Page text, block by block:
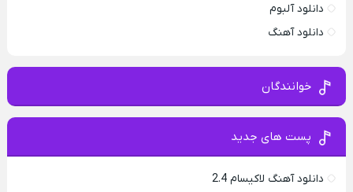
دانلود آلبوم
دانلود آهنگ
خوانندگان
پست های جدید
دانلود آهنگ لاکیسام 2.4